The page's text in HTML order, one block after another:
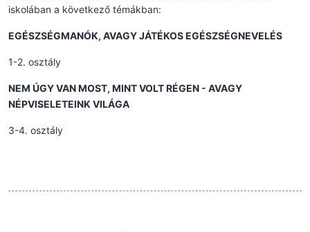
iskolában a következő témákban:
EGÉSZSÉGMANÓK, AVAGY JÁTÉKOS EGÉSZSÉGNEVELÉS
1-2. osztály
NEM ÚGY VAN MOST, MINT VOLT RÉGEN - AVAGY
NÉPVISELETEINK VILÁGA
3-4. osztály